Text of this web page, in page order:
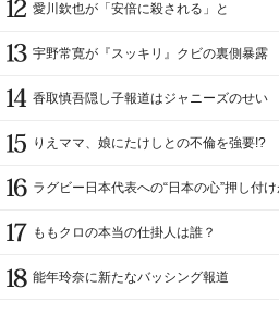
愛川欽也が「安倍に殺される」と
宇野常寛が『スッキリ』クビの裏側暴露
香取慎吾隠し子報道はジャニーズのせい
りえママ、娘にたけしとの不倫を強要!?
ラグビー日本代表への“日本の心”押し付け
ももクロの本当の仕掛人は誰？
能年玲奈に新たなバッシング報道